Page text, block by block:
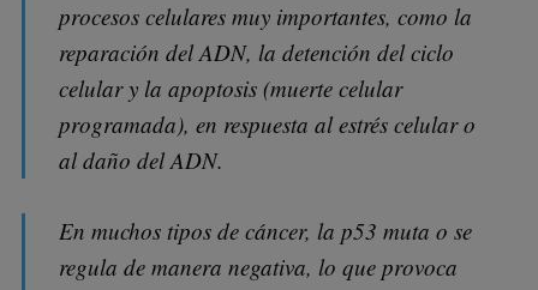
procesos celulares muy importantes, como la
reparación del ADN, la detención del ciclo
celular y la apoptosis (muerte celular
programada), en respuesta al estrés celular o
al daño del ADN.
En muchos tipos de cáncer, la p53 muta o se
regula de manera negativa, lo que provoca